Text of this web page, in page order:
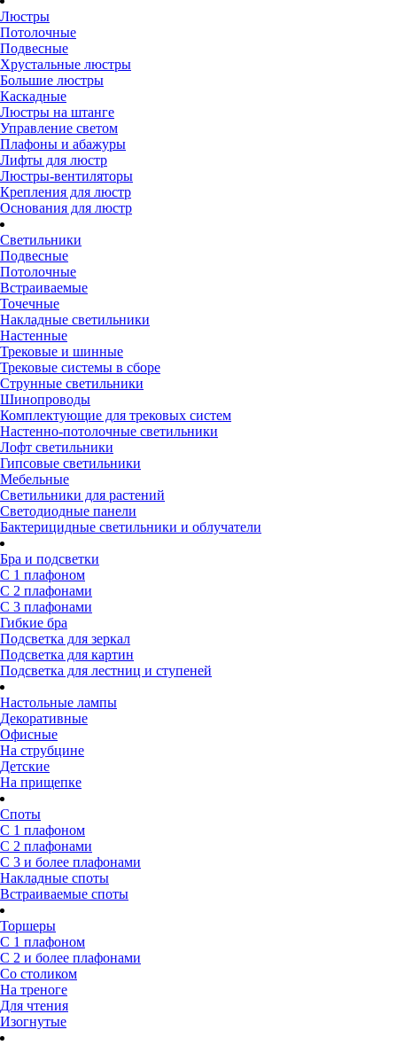
Люстры
Потолочные
Подвесные
Хрустальные люстры
Большие люстры
Каскадные
Люстры на штанге
Управление светом
Плафоны и абажуры
Лифты для люстр
Люстры-вентиляторы
Крепления для люстр
Основания для люстр
Светильники
Подвесные
Потолочные
Встраиваемые
Точечные
Накладные светильники
Настенные
Трековые и шинные
Трековые системы в сборе
Струнные светильники
Шинопроводы
Комплектующие для трековых систем
Настенно-потолочные светильники
Лофт светильники
Гипсовые светильники
Мебельные
Светильники для растений
Светодиодные панели
Бактерицидные светильники и облучатели
Бра и подсветки
С 1 плафоном
С 2 плафонами
С 3 плафонами
Гибкие бра
Подсветка для зеркал
Подсветка для картин
Подсветка для лестниц и ступеней
Настольные лампы
Декоративные
Офисные
На струбцине
Детские
На прищепке
Споты
С 1 плафоном
С 2 плафонами
С 3 и более плафонами
Накладные споты
Встраиваемые споты
Торшеры
С 1 плафоном
С 2 и более плафонами
Со столиком
На треноге
Для чтения
Изогнутые